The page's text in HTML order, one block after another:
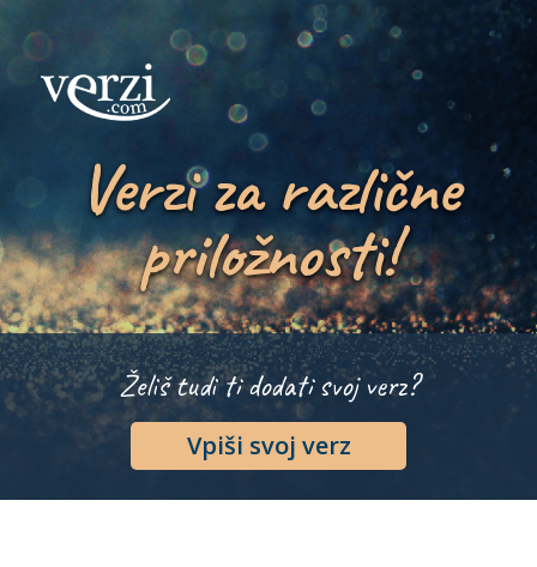
Verzi za različne
priložnosti!
Želiš tudi ti dodati svoj verz?
Vpiši svoj verz